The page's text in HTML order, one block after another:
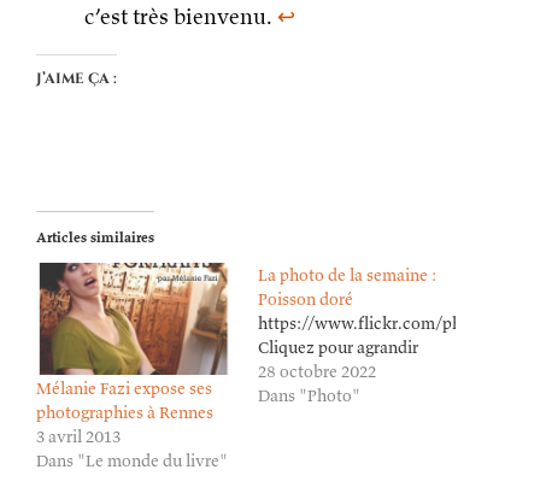
c’est très bienvenu. ↩
J’aime ça :
Articles similaires
Mélanie Fazi expose ses
photographies à Rennes
3 avril 2013
Dans "Le monde du livre"
La photo de la semaine :
Poisson doré
https://www.flickr.com/photos/
Cliquez pour agrandir
28 octobre 2022
Dans "Photo"